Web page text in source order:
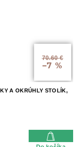
70.60 €
–7 %
A OKRÚHLY STOLÍK,